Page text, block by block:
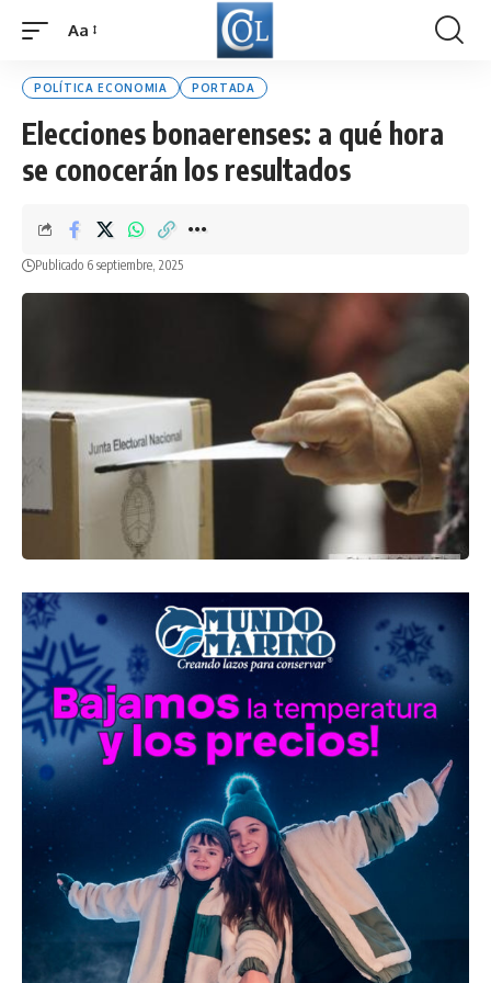
Font
Aa
POLÍTICA ECONOMIA PORTADA
Elecciones bonaerenses: a qué hora
se conocerán los resultados
Publicado 6 septiembre, 2025